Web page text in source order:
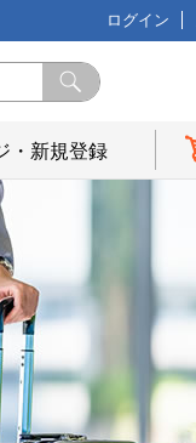
ログイン
・新規登録